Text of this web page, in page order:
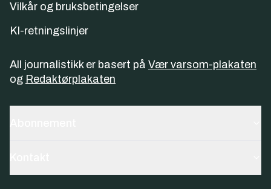
Vilkår og bruksbetingelser
KI-retningslinjer
All journalistikk er basert på Vær varsom-plakaten
og Redaktørplakaten